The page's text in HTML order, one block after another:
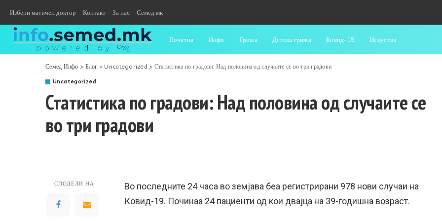
Избери матичен доктор Контакт За нас Семед.мк
Почетна Инфо Грижа Детска грижа Ковид-19 Искуства
Семед Инфо > Блог > Uncategorized > Статистика по градови: Над половина од случаите се во три градови
Uncategorized
Статистика по градови: Над половина од случаите се
во три градови
СПОДЕЛИ НА
Во последните 24 часа во земјава беа регистрирани 978 нови случаи на
Ковид-19. Починаа 24 пациенти од кои двајца на 39-годишна возраст.